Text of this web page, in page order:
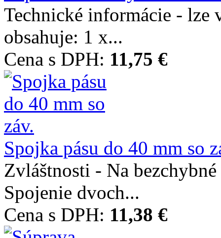
Technické informácie - lze
obsahuje: 1 x...
Cena s DPH: 11,75 €
Spojka pásu do 40 mm so
Zvláštnosti - Na
Spojenie dvoch...
Cena s DPH: 11,38 €